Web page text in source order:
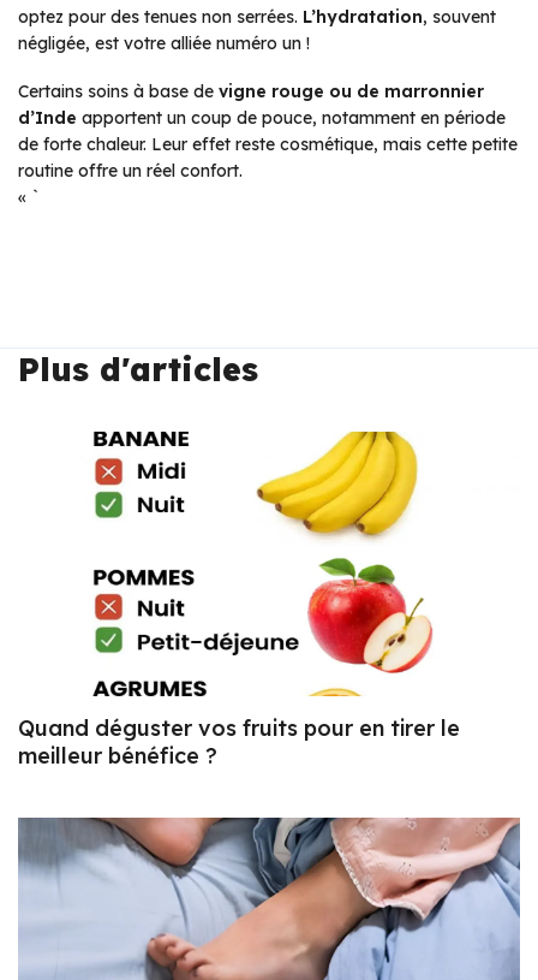
optez pour des tenues non serrées. L’hydratation, souvent
négligée, est votre alliée numéro un !
Certains soins à base de vigne rouge ou de marronnier
d’Inde apportent un coup de pouce, notamment en période
de forte chaleur. Leur effet reste cosmétique, mais cette petite
routine offre un réel confort.
« `
Plus d'articles
Quand déguster vos fruits pour en tirer le
meilleur bénéfice ?